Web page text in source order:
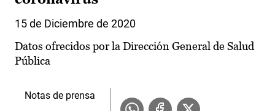
15 de Diciembre de 2020
Datos ofrecidos por la Dirección General de Salud
Pública
Notas de prensa